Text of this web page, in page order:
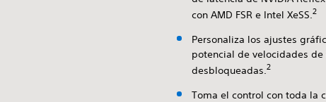
con AMD FSR e Intel XeSS.2
Personaliza los ajustes
potencial de velocidades
desbloqueadas.2
Toma el control con toda la